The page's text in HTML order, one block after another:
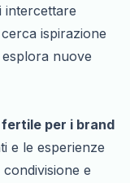
intercettare
ispirazione
nuove
per i brand
e le esperienze
e